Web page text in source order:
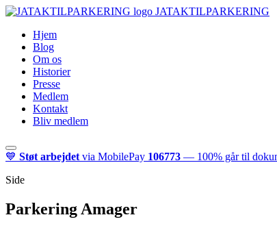
JATAKTILPARKERING
Hjem
Blog
Om os
Historier
Presse
Medlem
Kontakt
Bliv medlem
💙 Støt arbejdet via MobilePay 106773 — 100% går til
Side
Parkering Amager